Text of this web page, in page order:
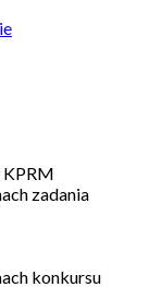
KPRM
zadania
konkursu